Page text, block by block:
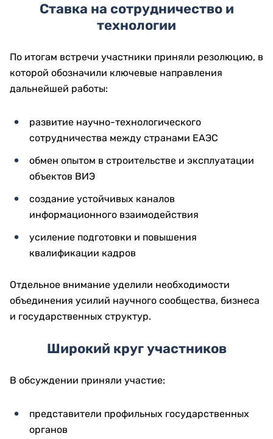
Ставка на сотрудничество и
технологии
По итогам встречи участники приняли резолюцию, в
которой обозначили ключевые направления
дальнейшей работы:
развитие научно-технологического
сотрудничества между странами ЕАЭС
обмен опытом в строительстве и эксплуатации
объектов ВИЭ
создание устойчивых каналов
информационного взаимодействия
усиление подготовки и повышения
квалификации кадров
Отдельное внимание уделили необходимости
объединения усилий научного сообщества, бизнеса
и государственных структур.
Широкий круг участников
В обсуждении приняли участие:
представители профильных государственных
органов